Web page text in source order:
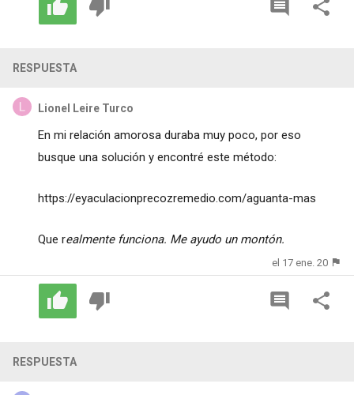
RESPUESTA
Lionel Leire Turco
En mi relación amorosa duraba muy poco, por eso
busque una solución y encontré este método:
https://eyaculacionprecozremedio.com/aguanta-mas
Que realmente funciona. Me ayudo un montón.
el 17 ene. 20
RESPUESTA